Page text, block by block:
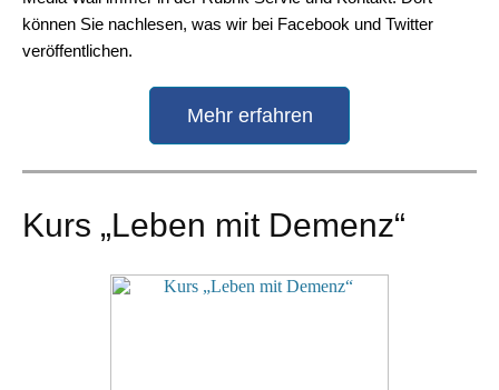
können Sie nachlesen, was wir bei Facebook und Twitter
veröffentlichen.
Mehr erfahren
Kurs „Leben mit Demenz“